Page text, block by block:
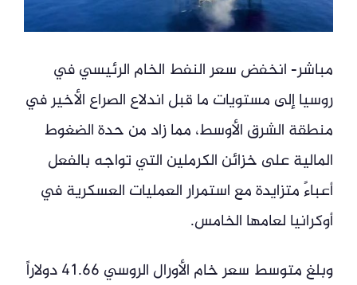
مباشر- انخفض سعر النفط الخام الرئيسي في
روسيا إلى مستويات ما قبل اندلاع الصراع الأخير في
منطقة الشرق الأوسط، مما زاد من حدة الضغوط
المالية على خزائن الكرملين التي تواجه بالفعل
أعباءً متزايدة مع استمرار العمليات العسكرية في
أوكرانيا لعامها الخامس.
وبلغ متوسط سعر خام الأورال الروسي 41.66 دولاراً